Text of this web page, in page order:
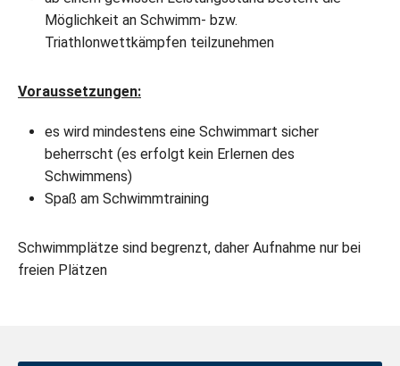
Möglichkeit an Schwimm- bzw.
Triathlonwettkämpfen teilzunehmen
Voraussetzungen:
es wird mindestens eine Schwimmart sicher
beherrscht (es erfolgt kein Erlernen des
Schwimmens)
Spaß am Schwimmtraining
Schwimmplätze sind begrenzt, daher Aufnahme nur bei
freien Plätzen